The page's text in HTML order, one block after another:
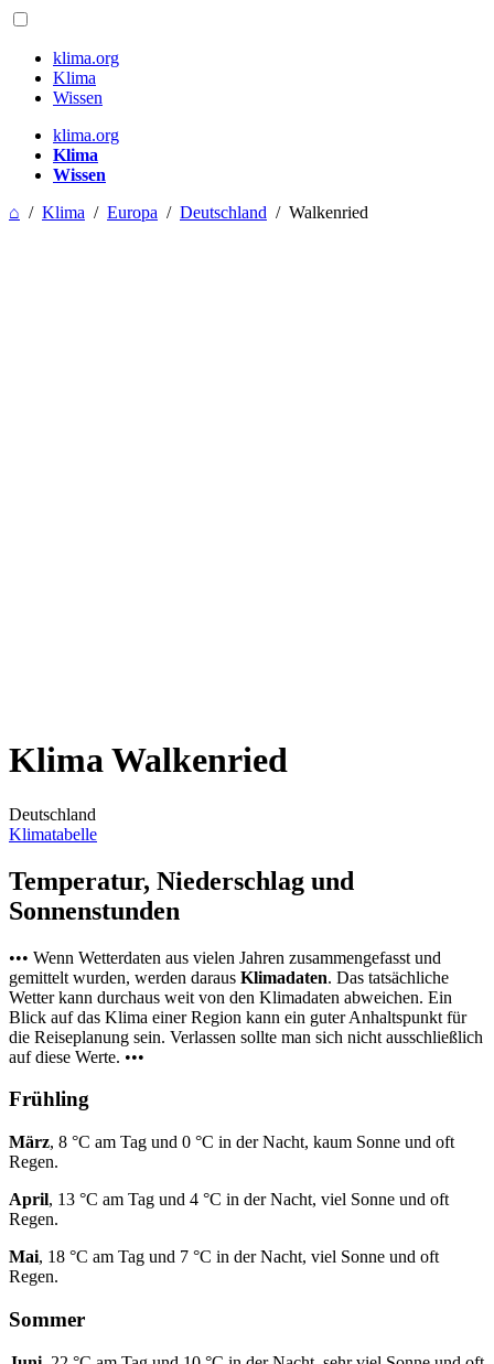
klima.org
Klima
Wissen
klima.org
Klima
Wissen
⌂ / Klima / Europa / Deutschland / Walkenried
Klima Walkenried
Deutschland
Klimatabelle
Temperatur, Niederschlag und
Sonnenstunden
••• Wenn Wetterdaten aus vielen Jahren zusammengefasst und
gemittelt wurden, werden daraus Klimadaten. Das tatsächliche
Wetter kann durchaus weit von den Klimadaten abweichen. Ein
Blick auf das Klima einer Region kann ein guter Anhaltspunkt für
die Reiseplanung sein. Verlassen sollte man sich nicht ausschließlich
auf diese Werte. •••
Frühling
März, 8 °C am Tag und 0 °C in der Nacht, kaum Sonne und oft
Regen.
April, 13 °C am Tag und 4 °C in der Nacht, viel Sonne und oft
Regen.
Mai, 18 °C am Tag und 7 °C in der Nacht, viel Sonne und oft
Regen.
Sommer